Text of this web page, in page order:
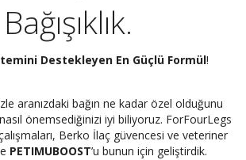
Bağışıklık.
Destekleyen En Güçlü Formül!
aranızdaki bağın ne kadar özel olduğunu
nasıl önemsediğinizi iyi biliyoruz. ForFourLegs
Berko İlaç güvencesi ve veteriner
PETIMUBOOST’u bunun için geliştirdik.